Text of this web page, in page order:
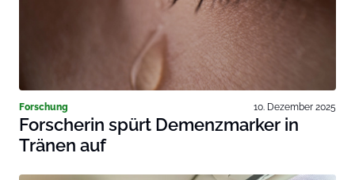
Forschung 10. Dezember 2025
Forscherin spürt Demenzmarker in
Tränen auf